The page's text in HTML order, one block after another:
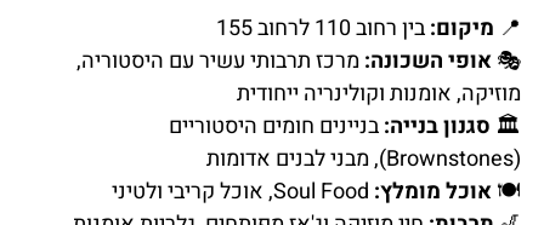
📍 מיקום:בין רחוב 110 לרחוב 155
🎭אופי השכונה: מרכז תרבותי עשיר עם היסטוריה,
מוזיקה, אומנות וקולינריה ייחודית
🏛️ סגנון בנייה:בניינים חומים היסטוריים
(Brownstones), מבני לבנים אדומות
🍽️אוכל מומלץ: